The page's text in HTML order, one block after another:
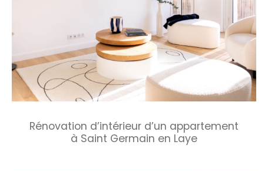
Rénovation d’intérieur d’un appartement
à Saint Germain en Laye